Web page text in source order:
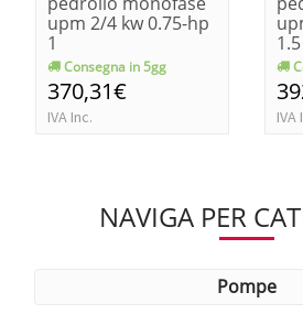
upm 2/4 kw 0.75-hp
1
Consegna in 5gg
370,31€
IVA Inc.
1.5
IVA
NAVIGA PER
pompe